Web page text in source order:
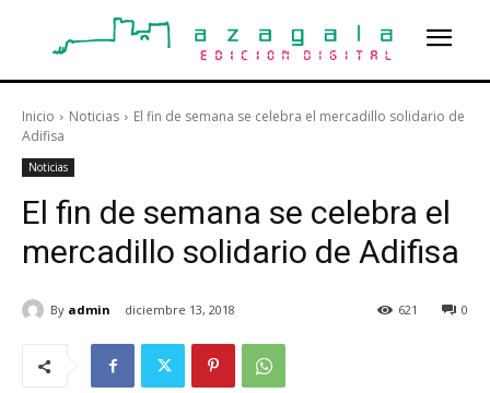
Inicio Noticias
El fin de semana se celebra el mercadillo solidario de
Adifisa
Noticias
El fin de semana se celebra el
mercadillo solidario de Adifisa
By admin diciembre 13, 2018 0
621